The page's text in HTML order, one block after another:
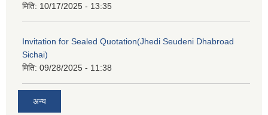
मिति: 10/17/2025 - 13:35
Invitation for Sealed Quotation(Jhedi Seudeni Dhabroad
Sichai)
मिति: 09/28/2025 - 11:38
अन्य